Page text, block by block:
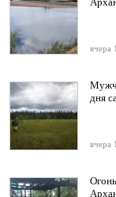
вчера
дня
вчера